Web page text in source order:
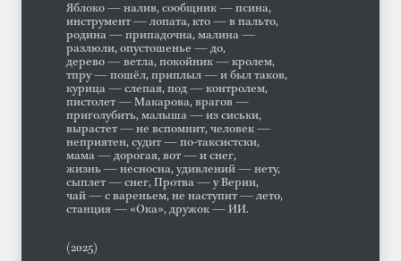
Яблоко — налив, сообщник — псина,
инструмент — лопата, кто — в пальто,
родина — припадочна, малина —
разлюли, опустошенье — до,
дерево — ветла, покойник — кролем,
тпру — пошёл, приплыл — и был таков,
курица — слепая, под — контролем,
пистолет — Макарова, врагов —
приголубить, малыша — из сиськи,
вырастет — не вспомнит, человек —
неприятен, судит — по-таксистски,
мама — дорогая, вот — и снег,
жизнь — несносна, удивлений — нету,
сыплет — снег, Протва — у Верии,
чай — с вареньем, не наступит — лето,
станция — «Ока», дружок — ИИ.
(2025)